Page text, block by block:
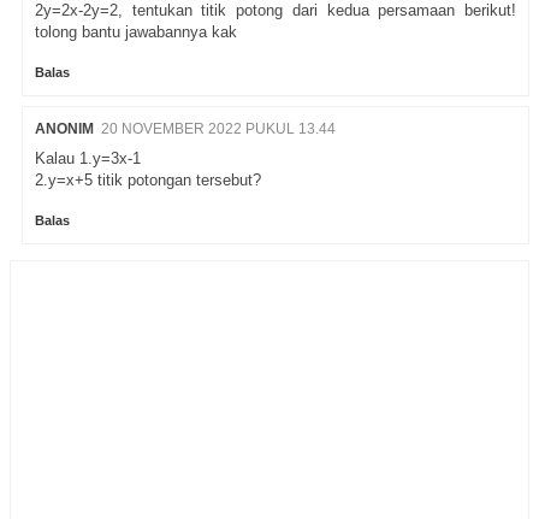
2y=2x-2y=2, tentukan titik potong dari kedua persamaan berikut!
tolong bantu jawabannya kak
Balas
ANONIM 20 NOVEMBER 2022 PUKUL 13.44
Kalau 1.y=3x-1
2.y=x+5 titik potongan tersebut?
Balas